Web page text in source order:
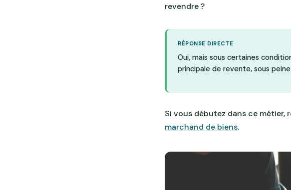
revendre ?
RÉPONSE DIRECTE
Oui, mais sous certaines
principale de revente, sous
Si vous débutez dans ce
marchand de biens.